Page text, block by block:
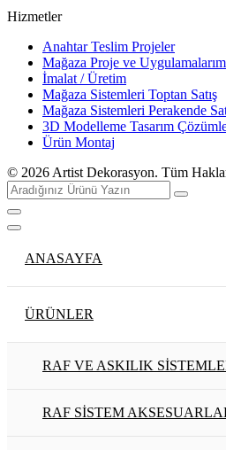
Hizmetler
Anahtar Teslim Projeler
Mağaza Proje ve
İmalat / Üretim
Mağaza Sistemleri Toptan Satış
Mağaza Sistemleri Perakende
3D Modelleme Tasarım
Ürün Montaj
© 2026 Artist Dekorasyon. Tüm
ANASAYFA
ÜRÜNLER
RAF VE ASKILIK
RAF SİSTEM